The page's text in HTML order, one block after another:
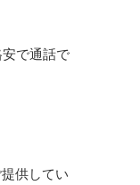
で通話で
供してい